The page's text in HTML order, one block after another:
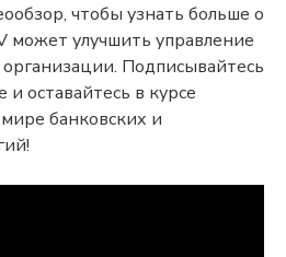
чтобы узнать больше о
может улучшить управление
Подписывайтесь
и оставайтесь в курсе
банковских и